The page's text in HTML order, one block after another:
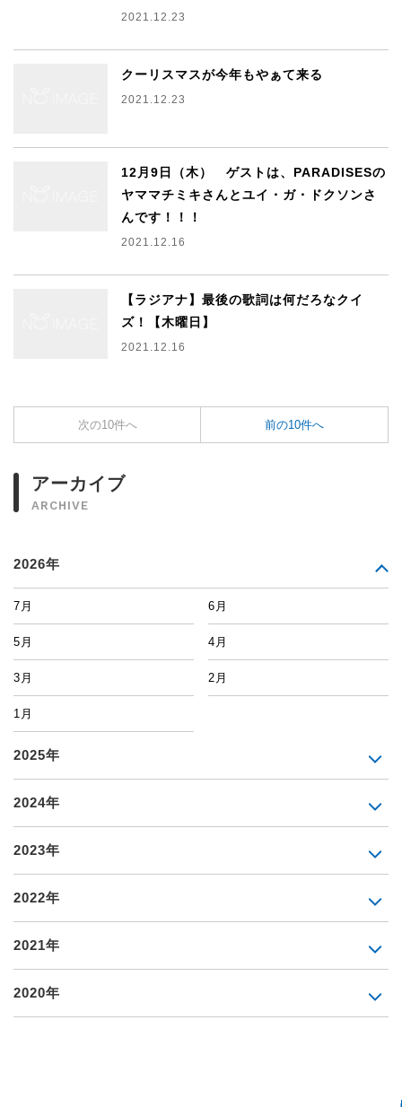
2021.12.23
クーリスマスが今年もやぁて来る
2021.12.23
12月9日（木） ゲストは、PARADISESの
ヤママチミキさんとユイ・ガ・ドクソンさ
んです！！！
2021.12.16
【ラジアナ】最後の歌詞は何だろなクイ
ズ！【木曜日】
2021.12.16
次の10件へ 前の10件へ
アーカイブ
ARCHIVE
2026年
7月 6月
5月 4月
3月 2月
1月
2025年
2024年
2023年
2022年
2021年
2020年